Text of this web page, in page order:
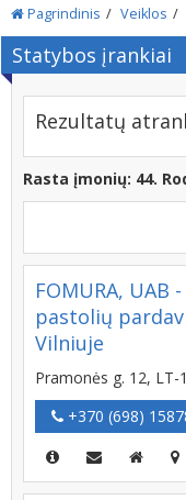
Pagrindinis Veiklos
Statybos įrankiai
Rezultatų
Rasta įmonių: 44.
FOMURA,
pastolių
Vilniuje
Pramonės g. 12, LT-
+370 (698)